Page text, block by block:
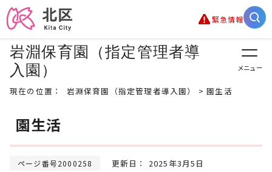
緊急情報
岩淵保育園（指定管理者導
入園）
メニュー
現在の位置： 岩淵保育園（指定管理者導入園） > 園生活
園生活
ページ番号2000258 更新日： 2025年3月5日